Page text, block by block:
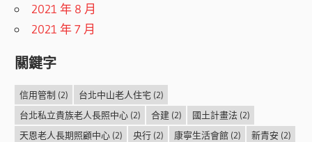
2021 年 8 月
2021 年 7 月
關鍵字
信用管制 (2) 台北中山老人住宅 (2)
台北私立貴族老人長照中心(2) 合建(2) 國土計畫法(2)
天恩老人長期照顧中心(2) 央行(2) 康寧生活會館(2) 新青安 (2)